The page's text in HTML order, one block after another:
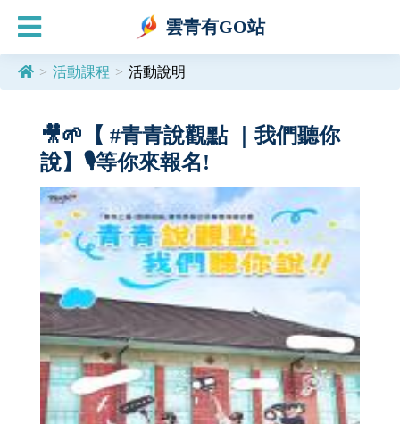
雲青有GO站
> 活動課程 > 活動說明
🎥🌱【 #青青說觀點 ｜我們聽你
說】🎙️等你來報名!